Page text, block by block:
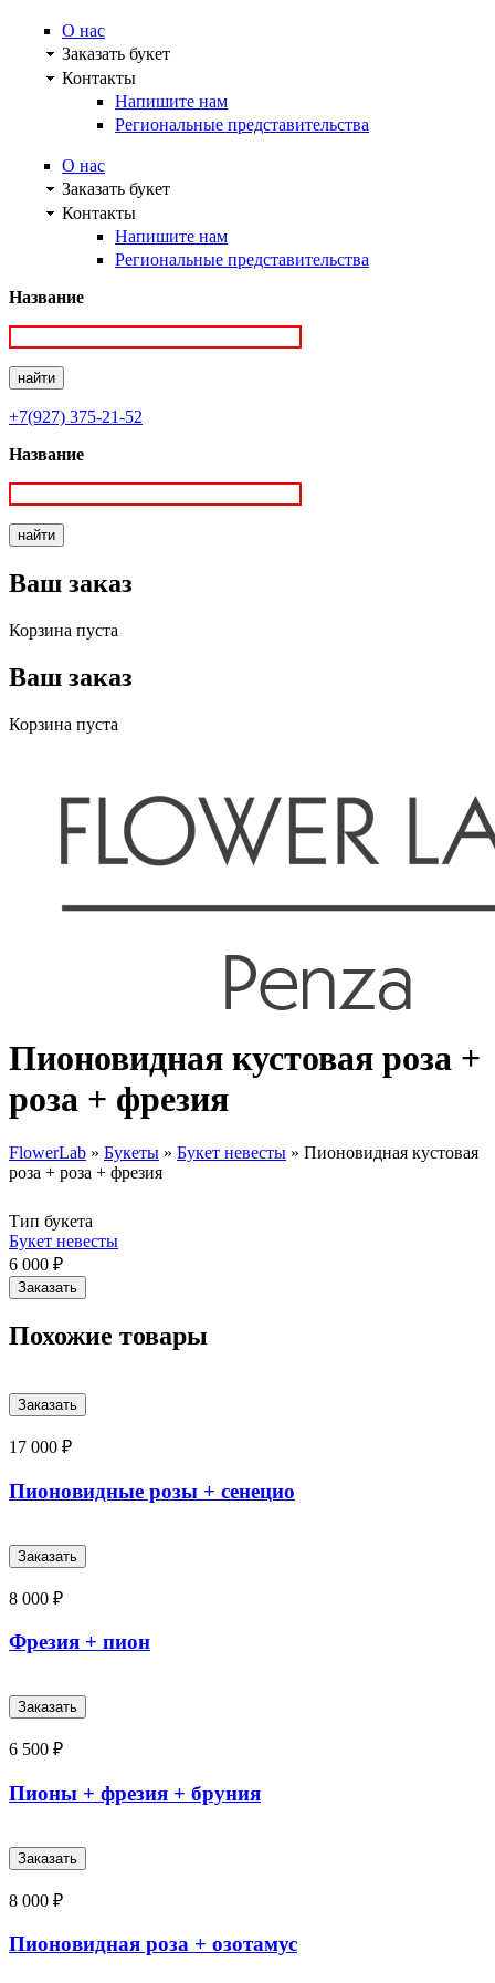
О нас
Заказать букет
Контакты
Напишите нам
Региональные представительства
О нас
Заказать букет
Контакты
Напишите нам
Региональные представительства
Название
+7(927) 375-21-52
Название
Ваш заказ
Корзина пуста
Ваш заказ
Корзина пуста
Пионовидная кустовая роза +
роза + фрезия
Вы здесь
FlowerLab » Букеты » Букет невесты » Пионовидная кустовая
роза + роза + фрезия
Тип букета
Букет невесты
6 000 ₽
Похожие товары
17 000 ₽
Пионовидные розы + сенецио
8 000 ₽
Фрезия + пион
6 500 ₽
Пионы + фрезия + бруния
8 000 ₽
Пионовидная роза + озотамус